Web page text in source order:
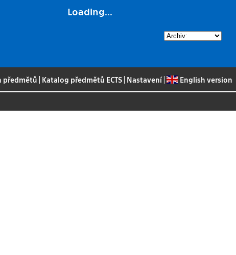
Loading...
předmětů Katalog předmětů ECTS Nastavení| English version